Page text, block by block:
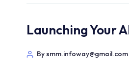
Launching Your
By smm.infoway@gmail.com